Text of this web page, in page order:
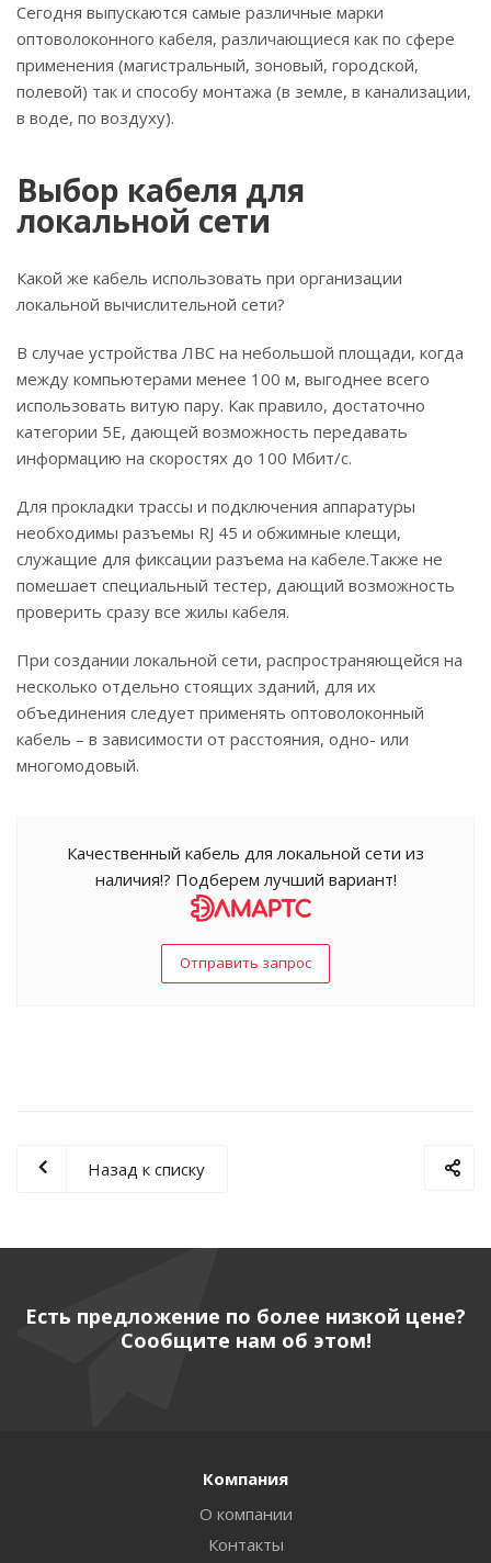
Сегодня выпускаются самые различные марки
оптоволоконного кабеля, различающиеся как по сфере
применения (магистральный, зоновый, городской,
полевой) так и способу монтажа (в земле, в канализации,
в воде, по воздуху).
Выбор кабеля для
локальной сети
Какой же кабель использовать при организации
локальной вычислительной сети?
В случае устройства ЛВС на небольшой площади, когда
между компьютерами менее 100 м, выгоднее всего
использовать витую пару. Как правило, достаточно
категории 5Е, дающей возможность передавать
информацию на скоростях до 100 Мбит/с.
Для прокладки трассы и подключения аппаратуры
необходимы разъемы RJ 45 и обжимные клещи,
служащие для фиксации разъема на кабеле.Также не
помешает специальный тестер, дающий возможность
проверить сразу все жилы кабеля.
При создании локальной сети, распространяющейся на
несколько отдельно стоящих зданий, для их
объединения следует применять оптоволоконный
кабель – в зависимости от расстояния, одно- или
многомодовый.
Качественный кабель для локальной сети из
наличия!? Подберем лучший вариант!
Отправить запрос
Назад к списку
Есть предложение по более низкой цене?
Сообщите нам об этом!
Компания
О компании
Контакты